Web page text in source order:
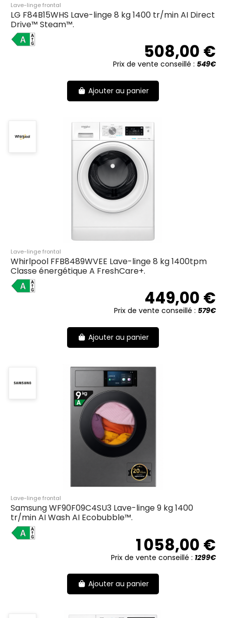
Lave-linge frontal
LG F84B15WHS Lave-linge 8 kg 1400 tr/min AI Direct
Drive™ Steam™.
A
508,00 €
Prix de vente conseillé : 549€
Ajouter au panier
Lave-linge frontal
Whirlpool FFB8489WVEE Lave-linge 8 kg 1400tpm
Classe énergétique A FreshCare+.
A
449,00 €
Prix de vente conseillé : 579€
Ajouter au panier
Lave-linge frontal
Samsung WF90F09C4SU3 Lave-linge 9 kg 1400
tr/min AI Wash AI Ecobubble™.
A
1 058,00 €
Prix de vente conseillé : 1299€
Ajouter au panier